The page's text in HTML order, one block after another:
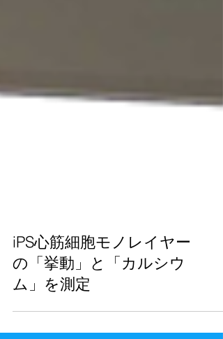
iPS心筋細胞モノレイヤー
の「挙動」と「カルシウ
ム」を測定